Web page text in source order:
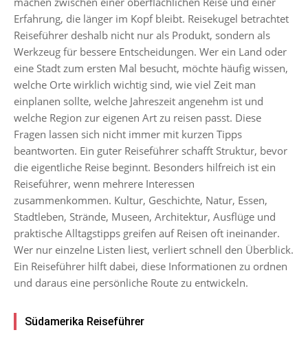
Erfahrung, die länger im Kopf bleibt. Reisekugel betrachtet
Reiseführer deshalb nicht nur als Produkt, sondern als
Werkzeug für bessere Entscheidungen. Wer ein Land oder
eine Stadt zum ersten Mal besucht, möchte häufig wissen,
welche Orte wirklich wichtig sind, wie viel Zeit man
einplanen sollte, welche Jahreszeit angenehm ist und
welche Region zur eigenen Art zu reisen passt. Diese
Fragen lassen sich nicht immer mit kurzen Tipps
beantworten. Ein guter Reiseführer schafft Struktur, bevor
die eigentliche Reise beginnt. Besonders hilfreich ist ein
Reiseführer, wenn mehrere Interessen
zusammenkommen. Kultur, Geschichte, Natur, Essen,
Stadtleben, Strände, Museen, Architektur, Ausflüge und
praktische Alltagstipps greifen auf Reisen oft ineinander.
Wer nur einzelne Listen liest, verliert schnell den Überblick.
Ein Reiseführer hilft dabei, diese Informationen zu ordnen
und daraus eine persönliche Route zu entwickeln.
Südamerika Reiseführer